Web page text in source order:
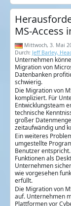
MS-Access
Mittwoch, 3. Mai
Durch: Jeff Barley,
Unternehmen
Migration von
Datenbanken
schwierig.
Die Migration von
kompliziert. Für
Entwicklungsteam
technische
großer
zeitaufwändig und
Ein weiteres
umgestellte
Benutzer
Funktionen als
Unternehmen
wie vorgesehen
erfüllt.
Die Migration von
auf. Unternehmen
Plattformen vor